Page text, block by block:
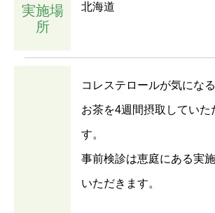
実施場
所
北海道
コレステロールが気にな
お茶を4週間摂取していた
す。
事前検診は恵庭にある実
いただきます。